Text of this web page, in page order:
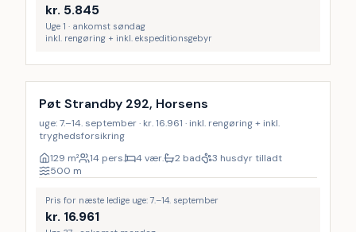
kr. 5.845
Uge 1 · ankomst søndag
inkl. rengøring + inkl. ekspeditionsgebyr
Inkl. rengøring
Pøt Strandby 292, Horsens
uge: 7.–14. september · kr. 16.961 · inkl. rengøring + inkl.
tryghedsforsikring
129 m² 14 pers. 4 vær. 2 bad
3 husdyr tilladt
500 m
Pris for næste ledige uge: 7.–14. september
kr. 16.961